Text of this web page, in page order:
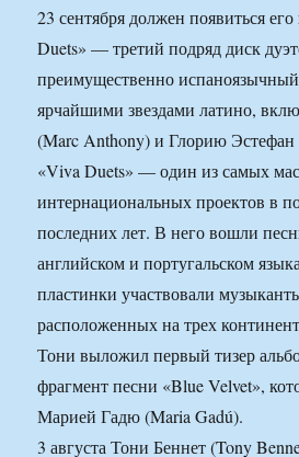
23 сентября должен появиться
Duets» — третий подряд диск
преимущественно
ярчайшими звездами латино,
(Marc Anthony) и Глорию Эстефан
«Viva Duets» — один из самых
интернациональных проектов в
последних лет. В него вошли
английском и португальском
пластинки участвовали
расположенных на трех
Тони выложил первый тизер
фрагмент песни «Blue Velvet»,
Марией Гадю (Maria Gadú).
3 августа Тони Беннет (Tony